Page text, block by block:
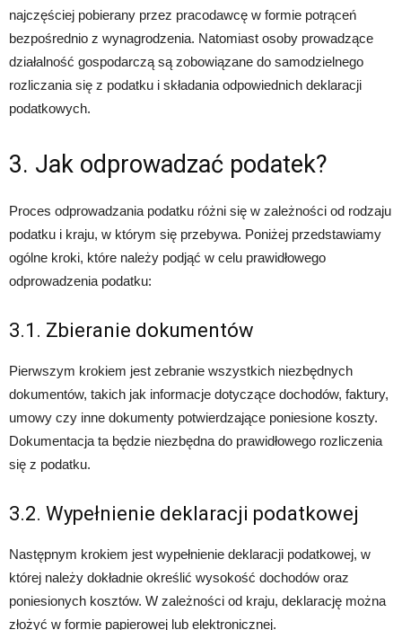
najczęściej pobierany przez pracodawcę w formie potrąceń
bezpośrednio z wynagrodzenia. Natomiast osoby prowadzące
działalność gospodarczą są zobowiązane do samodzielnego
rozliczania się z podatku i składania odpowiednich deklaracji
podatkowych.
3. Jak odprowadzać podatek?
Proces odprowadzania podatku różni się w zależności od rodzaju
podatku i kraju, w którym się przebywa. Poniżej przedstawiamy
ogólne kroki, które należy podjąć w celu prawidłowego
odprowadzenia podatku:
3.1. Zbieranie dokumentów
Pierwszym krokiem jest zebranie wszystkich niezbędnych
dokumentów, takich jak informacje dotyczące dochodów, faktury,
umowy czy inne dokumenty potwierdzające poniesione koszty.
Dokumentacja ta będzie niezbędna do prawidłowego rozliczenia
się z podatku.
3.2. Wypełnienie deklaracji podatkowej
Następnym krokiem jest wypełnienie deklaracji podatkowej, w
której należy dokładnie określić wysokość dochodów oraz
poniesionych kosztów. W zależności od kraju, deklarację można
złożyć w formie papierowej lub elektronicznej.